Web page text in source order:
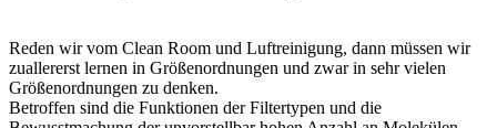
Reden wir vom Clean Room und Luftreinigung, dann müssen wir
zuallererst lernen in Größenordnungen und zwar in sehr vielen
Größenordnungen zu denken.
Betroffen sind die Funktionen der Filtertypen und die